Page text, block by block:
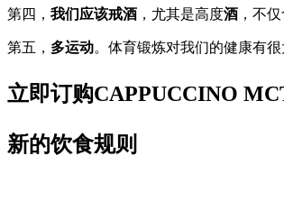
第四， 我们应该戒酒 ，尤其是高度酒 ，不
第五， 多运动。体育锻炼对我们的健康有
立即订购CAPPUCCINO
新的饮食规则